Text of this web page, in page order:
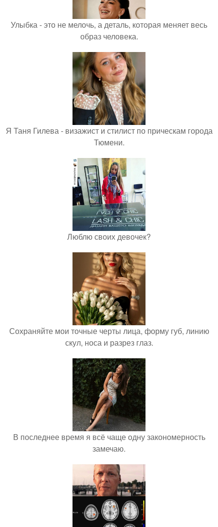
Улыбка - это не мелочь, а деталь, которая меняет весь
образ человека.
Я Таня Гилева - визажист и стилист по прическам города
Тюмени.
Люблю своих девочек?
Сохраняйте мои точные черты лица, форму губ, линию
скул, носа и разрез глаз.
В последнее время я всё чаще одну закономерность
замечаю.